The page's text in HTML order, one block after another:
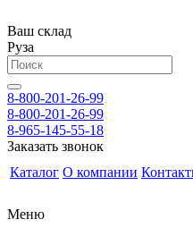
Ваш склад
Руза
8-800-201-26-99
8-800-201-26-99
8-965-145-55-18
Заказать звонок
Каталог О компании
Меню